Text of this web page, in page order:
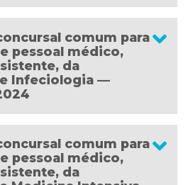
comum para
pessoal médico,
da
Infeciologia —
comum para
pessoal médico,
da